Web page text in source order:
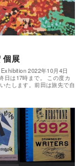
展
2022年10月4日
日は17時まで。 この度カ
たします。前田は旅先で自